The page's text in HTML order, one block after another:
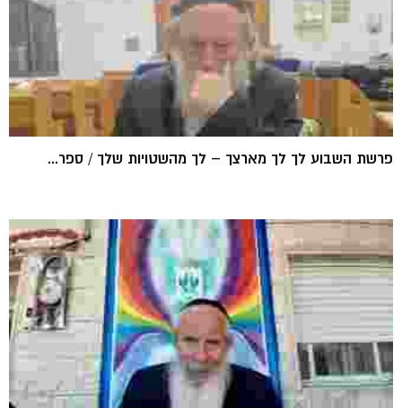
פרשת השבוע לך לך מארצך – לך מהשטויות שלך / ספר...